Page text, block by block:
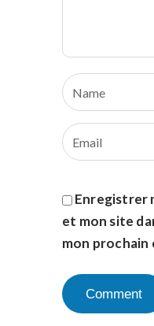
Enregistrer
et mon site
mon prochain